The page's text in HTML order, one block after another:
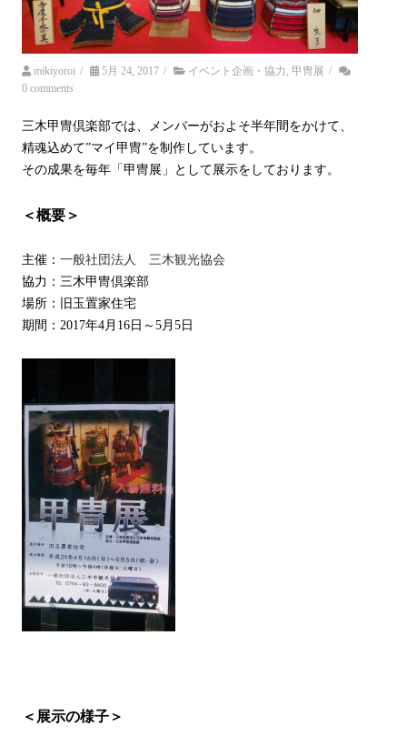
mikiyoroi / 5月 24, 2017 / イベント企画・協力 甲冑展 /
0 comments
三木甲冑倶楽部では、メンバーがおよそ半年間をかけて、
精魂込めて”マイ甲冑”を制作しています。
その成果を毎年「甲冑展」として展示をしております。
＜概要＞
主催： 一般社団法人 三木観光協会
協力：三木甲冑倶楽部
場所：旧玉置家住宅
期間：2017年4月16日～5月5日
＜展示の様子＞